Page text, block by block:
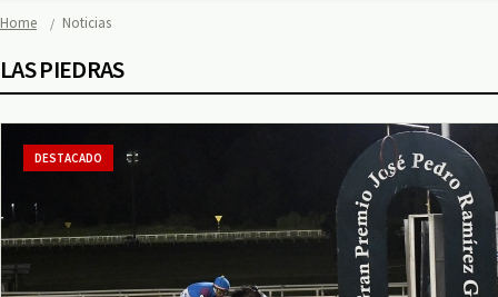
Home Noticias
LAS PIEDRAS
DESTACADO